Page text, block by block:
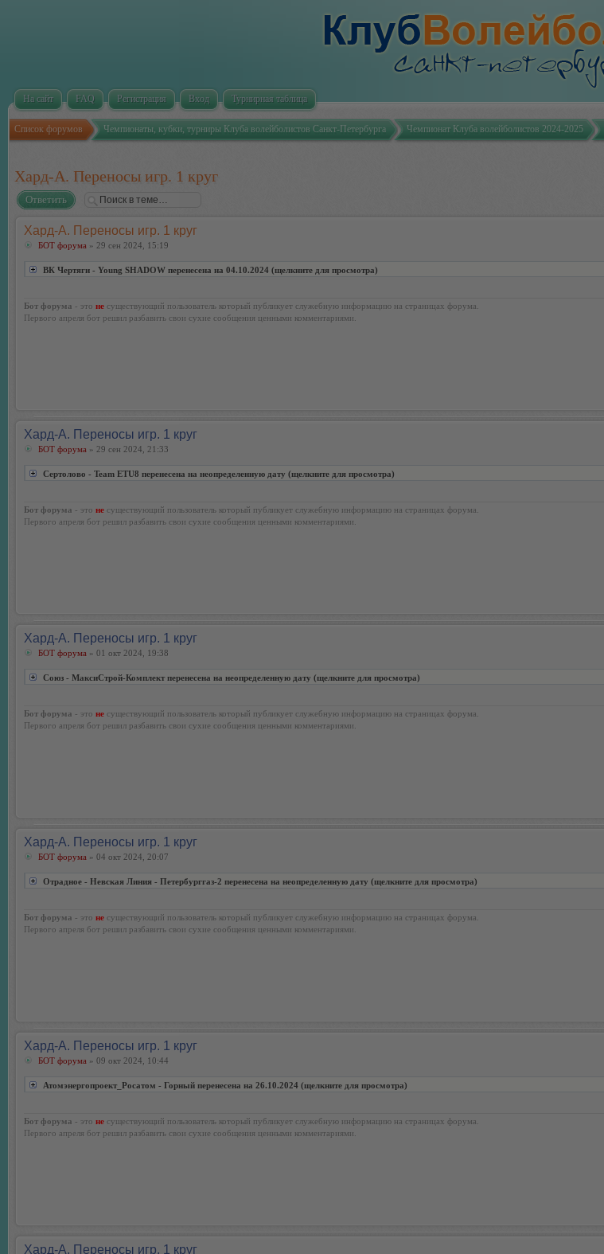
На сайт FAQ Регистрация Вход Турнирная таблица
Список форумов Чемпионаты, кубки, турниры Клуба волейболистов Санкт-Петербурга Чемпионат Клуба волейболистов 2024-2025
Хард-А. Переносы игр. 1 круг
Ответить
Хард-А. Переносы игр. 1 круг
БОТ форума » 29 сен 2024, 15:19
ВК Чертяги - Young SHADOW перенесена на 04.10.2024 (щелкните для просмотра)
Бот форума - это не существующий пользователь который публикует служебную информацию на страницах форума.
Первого апреля бот решил разбавить свои сухие сообщения ценными комментариями.
Хард-А. Переносы игр. 1 круг
БОТ форума » 29 сен 2024, 21:33
Сертолово - Team ETU8 перенесена на неопределенную дату (щелкните для просмотра)
Бот форума - это не существующий пользователь который публикует служебную информацию на страницах форума.
Первого апреля бот решил разбавить свои сухие сообщения ценными комментариями.
Хард-А. Переносы игр. 1 круг
БОТ форума » 01 окт 2024, 19:38
Союз - МаксиСтрой-Комплект перенесена на неопределенную дату (щелкните для просмотра)
Бот форума - это не существующий пользователь который публикует служебную информацию на страницах форума.
Первого апреля бот решил разбавить свои сухие сообщения ценными комментариями.
Хард-А. Переносы игр. 1 круг
БОТ форума » 04 окт 2024, 20:07
Отрадное - Невская Линия - Петербурггаз-2 перенесена на неопределенную дату (щелкните для просмотра)
Бот форума - это не существующий пользователь который публикует служебную информацию на страницах форума.
Первого апреля бот решил разбавить свои сухие сообщения ценными комментариями.
Хард-А. Переносы игр. 1 круг
БОТ форума » 09 окт 2024, 10:44
Атомэнергопроект_Росатом - Горный перенесена на 26.10.2024 (щелкните для просмотра)
Бот форума - это не существующий пользователь который публикует служебную информацию на страницах форума.
Первого апреля бот решил разбавить свои сухие сообщения ценными комментариями.
Хард-А. Переносы игр. 1 круг